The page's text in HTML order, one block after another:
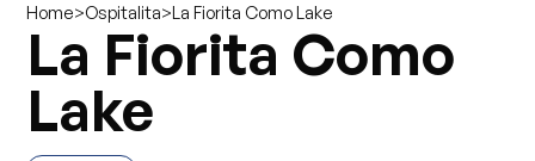
Home>Ospitalita>La Fiorita Como Lake
La Fiorita Como
Lake